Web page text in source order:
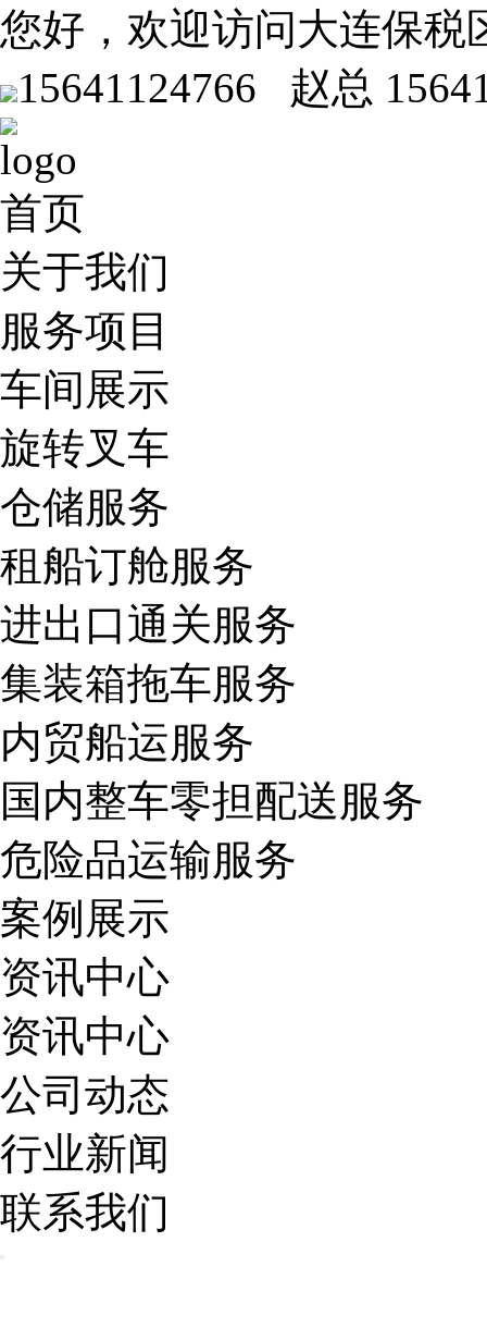
您好，欢迎访问大连保税
15641124766 赵总
首页
关于我们
服务项目
车间展示
旋转叉车
仓储服务
租船订舱服务
进出口通关服务
集装箱拖车服务
内贸船运服务
国内整车零担配送服务
危险品运输服务
案例展示
资讯中心
资讯中心
公司动态
行业新闻
联系我们